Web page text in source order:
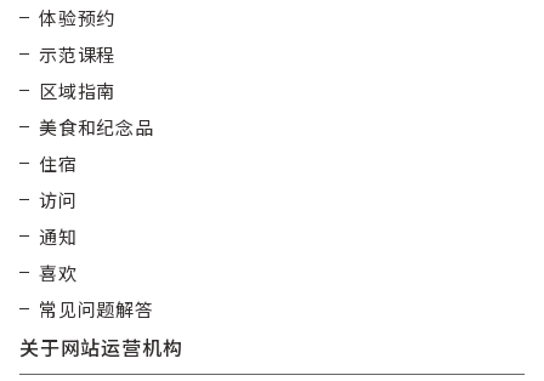
体验预约
示范课程
区域指南
美食和纪念品
住宿
访问
通知
喜欢
常见问题解答
关于网站运营机构